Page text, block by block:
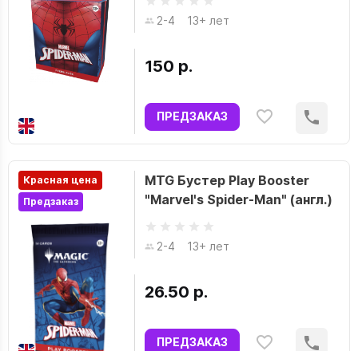
2-4 13+ лет
150 р.
ПРЕДЗАКАЗ
Красная цена
Предзаказ
MTG Бустер Play Booster
"Marvel's Spider-Man" (англ.)
2-4 13+ лет
26.50 р.
ПРЕДЗАКАЗ